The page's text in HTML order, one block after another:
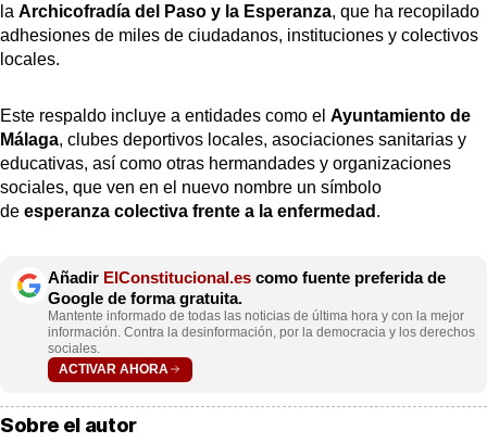
la Archicofradía del Paso y la Esperanza, que ha recopilado
adhesiones de miles de ciudadanos, instituciones y colectivos
locales.
Este respaldo incluye a entidades como el Ayuntamiento de
Málaga, clubes deportivos locales, asociaciones sanitarias y
educativas, así como otras hermandades y organizaciones
sociales, que ven en el nuevo nombre un símbolo
de esperanza colectiva frente a la enfermedad .
Añadir ElConstitucional.es como fuente preferida de
Google de forma gratuita.
Mantente informado de todas las noticias de última hora y con la mejor
información. Contra la desinformación, por la democracia y los derechos
sociales.
ACTIVAR AHORA
Sobre el autor